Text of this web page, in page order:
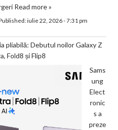
Read more »
iulie 22, 2026 - 7:31 pm
pliabilă: Debutul noilor Galaxy Z
Fold8 și Flip8
Sams
ung
Elect
ronic
s a
preze